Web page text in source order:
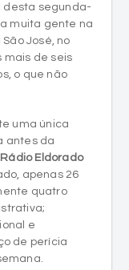
desta segunda-
muita gente na
José, no
mais de seis
o que não
uma única
antes da
Rádio Eldorado
apenas 26
quatro
e
de perícia